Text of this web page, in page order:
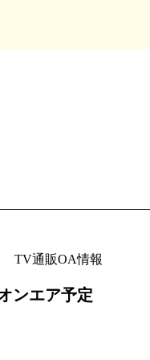
TV通販OA情報
ンエア予定